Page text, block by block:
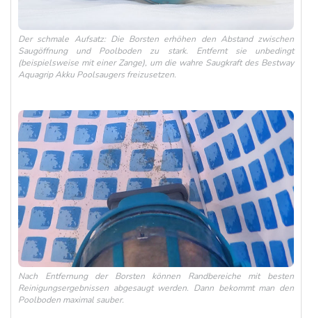
Der schmale Aufsatz: Die Borsten erhöhen den Abstand zwischen
Saugöffnung und Poolboden zu stark. Entfernt sie unbedingt
(beispielsweise mit einer Zange), um die wahre Saugkraft des Bestway
Aquagrip Akku Poolsaugers freizusetzen.
Nach Entfernung der Borsten können Randbereiche mit besten
Reinigungsergebnissen abgesaugt werden. Dann bekommt man den
Poolboden maximal sauber.